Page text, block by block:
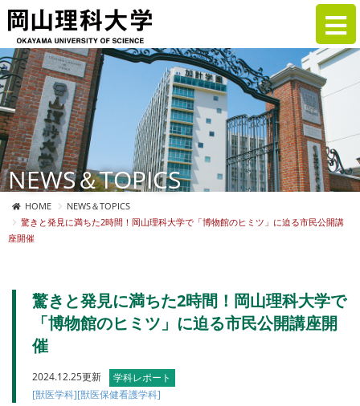
NEWS＆TOPICS
HOME
NEWS＆TOPICS
驚きと発見に満ちた2時間！岡山理科大学で「博物館のヒミツ」に迫る市民公開講
座開催
驚きと発見に満ちた2時間！岡山理科大学で
「博物館のヒミツ」に迫る市民公開講座開
催
2024.12.25更新
学科レポート
[獣医学科][獣医保健看護学科]